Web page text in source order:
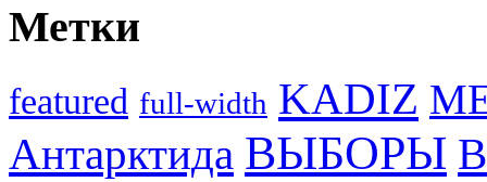
Метки
featured full-width KADIZ
Антарктида ВЫБОРЫ